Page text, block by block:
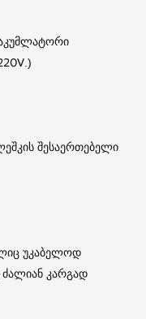
შესაერთებელი
უკაბელოდ
ძალიან კარგად